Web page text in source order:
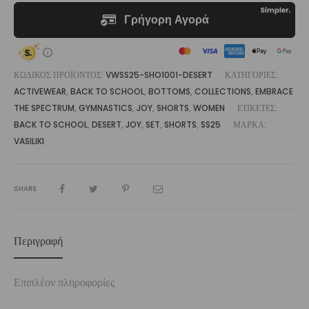
ΚΩΔΙΚΌΣ ΠΡΟΪΌΝΤΟΣ: VWSS25-SHO1001-DESERT
ΚΑΤΗΓΟΡΊΕΣ:
ACTIVEWEAR, BACK TO SCHOOL, BOTTOMS, COLLECTIONS, EMBRACE
THE SPECTRUM, GYMNASTICS, JOY, SHORTS, WOMEN
ΕΤΙΚΈΤΕΣ:
BACK TO SCHOOL, DESERT, JOY, SET, SHORTS, SS25
ΜΆΡΚΑ:
VASILIKI
SHARE
Περιγραφή
Επιπλέον πληροφορίες